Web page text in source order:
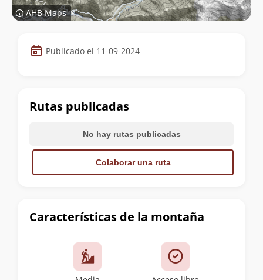
AHB Maps
Datos
de
cumbre
Publicado el 11-09-2024
Características de la montaña
Rutas publicadas
No hay rutas publicadas
Colaborar una ruta